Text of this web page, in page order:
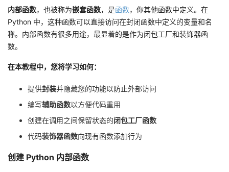
博
客
的
论
我
的我
播
活
的
注
堂
我
程
认
的
验
我
收
我
的
支
我
声
议
内部函数，也被称为嵌套函数，是函数，你其他函数中定义。在
Python 中，这种函数可以直接访问在封闭函数中定义的变量和名
称。内部函数有很多用途，最显着的是作为闭包工厂和装饰器函
数。
在本教程中，您将学习如何：
提供封装并隐藏您的功能以防止外部访问
编写辅助函数以方便代码重用
创建在调用之间保留状态的闭包工厂函数
代码装饰器函数向现有函数添加行为
创建 Python 内部函数